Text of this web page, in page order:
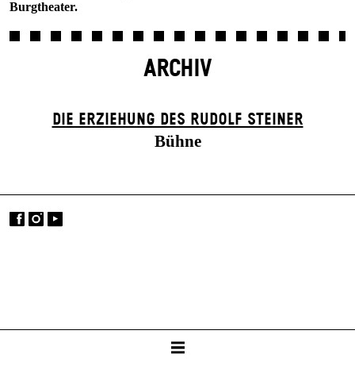
Burgtheater.
ARCHIV
DIE ERZIEHUNG DES RUDOLF STEINER
Bühne